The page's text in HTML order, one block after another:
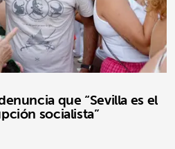
que “Sevilla es el
socialista”